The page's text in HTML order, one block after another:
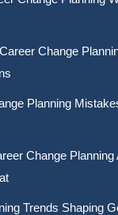
Change
Planning
Change Planning
Trends Shaping